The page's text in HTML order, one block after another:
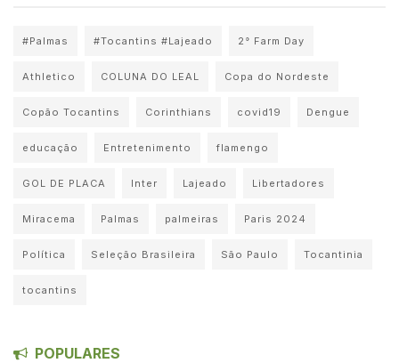
#Palmas #Tocantins #Lajeado 2° Farm Day
Athletico COLUNA DO LEAL Copa do Nordeste
Copão Tocantins Corinthians covid19 Dengue
educação Entretenimento flamengo
GOL DE PLACA Inter Lajeado Libertadores
Miracema Palmas palmeiras Paris 2024
Política Seleção Brasileira São Paulo Tocantinia
tocantins
POPULARES